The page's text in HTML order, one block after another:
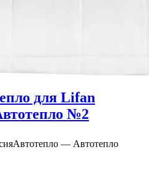
для Lifan
№2
Автотепло — Автотепло